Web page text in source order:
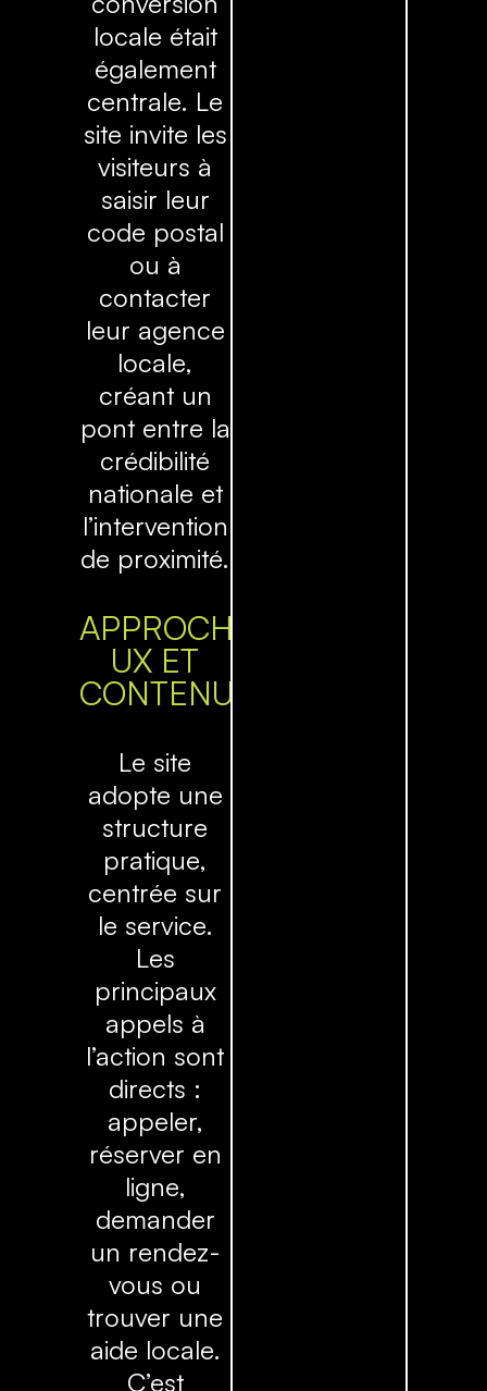
locale était
également
centrale. Le
site invite les
visiteurs à
saisir leur
code postal
ou à
contacter
leur agence
locale,
créant un
pont entre la
crédibilité
nationale et
l’intervention
de proximité.
APPROCHE
UX ET
CONTENU
Le site
adopte une
structure
pratique,
centrée sur
le service.
Les
principaux
appels à
l’action sont
directs :
appeler,
réserver en
ligne,
demander
un rendez-
vous ou
trouver une
aide locale.
C’est